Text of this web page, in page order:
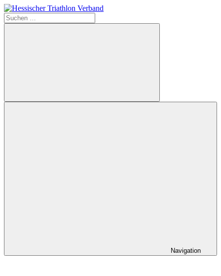
Zum
Inhalt
springen
Hessischer
Suchen
nach:
Suchen
Navigation